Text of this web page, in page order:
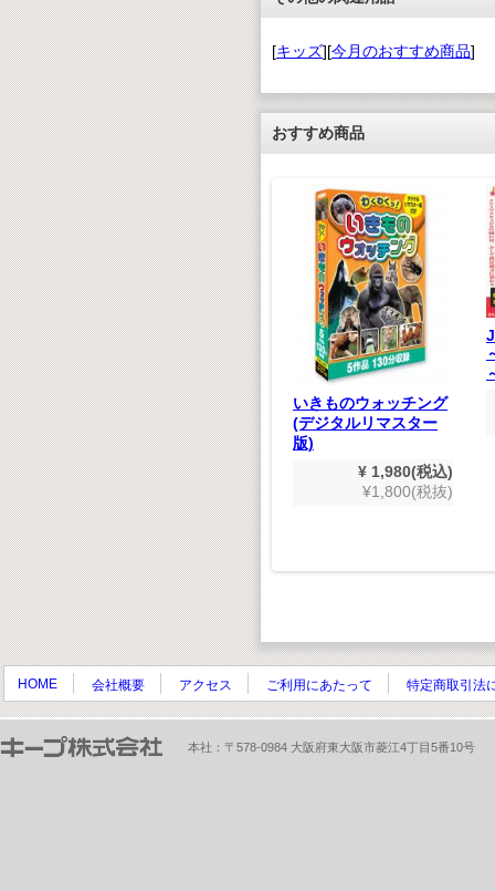
[キッズ][今月のおすすめ商品]
おすすめ商品
木製
んちゅ
税込)
税抜)
ものしり鉄道図鑑(ハ
イビジョン)
¥ 1,980(税込)
¥1,800(税抜)
いきものウォッチング
(デジタルリマスター
版)
¥ 1,980(税込)
¥1,800(税抜)
HOME 会社概要 アクセス ご利用にあたって 特定商取引法
本社：〒578-0984 大阪府東大阪市菱江4丁目5番10号